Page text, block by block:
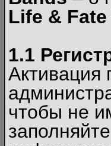
Life & Fate
1.1
Активация
чтобы не